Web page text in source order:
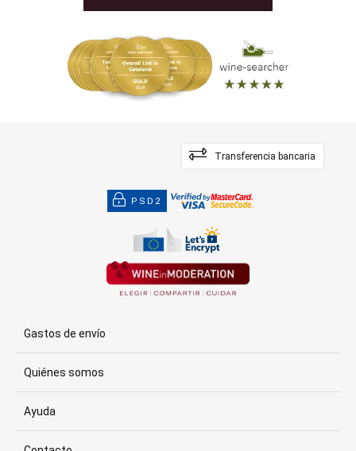
Transferencia bancaria
PSD2
Gastos de envío
Quiénes somos
Ayuda